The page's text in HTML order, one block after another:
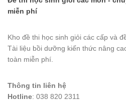
miễn phí
Kho đề thi học sinh giỏi các cấp và
Tài liệu bồi dưỡng kiến thức nâng
toàn miễn phí.
Thông tin liên hệ
Hotline: 038 820 2311